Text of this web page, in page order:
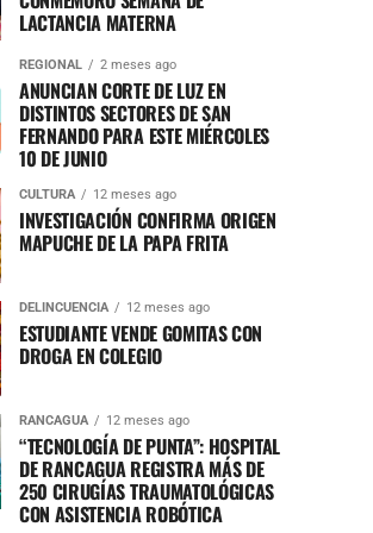
LACTANCIA MATERNA
REGIONAL 2 meses ago
ANUNCIAN CORTE DE LUZ EN
DISTINTOS SECTORES DE SAN
FERNANDO PARA ESTE MIÉRCOLES
10 DE JUNIO
CULTURA 12 meses ago
INVESTIGACIÓN CONFIRMA ORIGEN
MAPUCHE DE LA PAPA FRITA
DELINCUENCIA 12 meses ago
ESTUDIANTE VENDE GOMITAS CON
DROGA EN COLEGIO
RANCAGUA 12 meses ago
“TECNOLOGÍA DE PUNTA”: HOSPITAL
DE RANCAGUA REGISTRA MÁS DE
250 CIRUGÍAS TRAUMATOLÓGICAS
CON ASISTENCIA ROBÓTICA